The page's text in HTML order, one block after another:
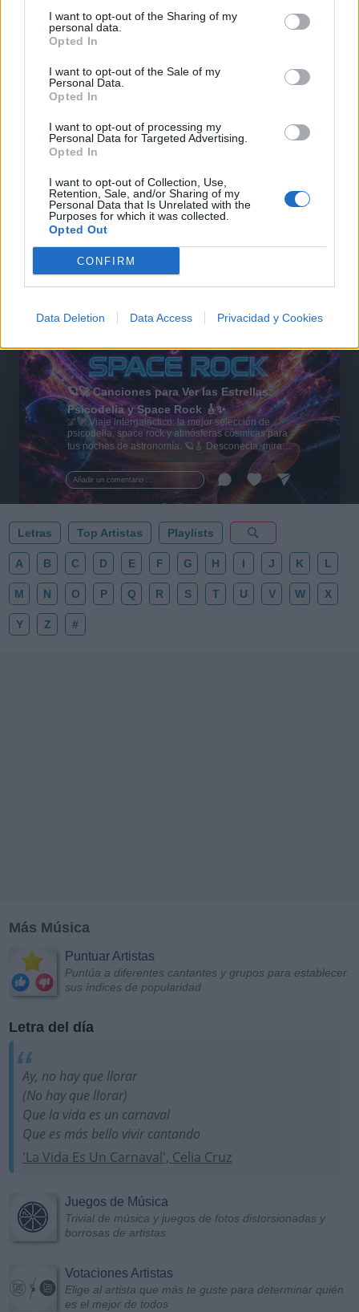
I want to opt-out of the Sharing of my
personal data.
Opted In
I want to opt-out of the Sale of my
Personal Data.
Opted In
I want to opt-out of processing my
Personal Data for Targeted Advertising.
Opted In
I want to opt-out of Collection, Use,
Retention, Sale, and/or Sharing of my
Personal Data that Is Unrelated with the
Purposes for which it was collected.
Opted Out
CONFIRM
Data Deletion Data Access Privacidad y Cookies
Añadir un comentario ...
🪐🚀 Canciones para Ver las Estrellas:
Psicodelia y Space Rock 🎸✨
🌌🚀 Viaje intergaláctico: la mejor selección de
psicodelia, space rock y atmósferas cósmicas para
tus noches de astronomía. 🪐🎸 Desconecta, mira
al firmamento y siente la gravedad cero. 💾 ¡Guarda
esta colección para tu próxima noche estrellada!
✨⭐
Letras Top Artistas Playlists
A B C D E F G H I J K L
M N O P Q R S T U V W X
Y Z #
Más Música
Puntuar Artistas
Puntúa a diferentes cantantes y grupos para establecer
sus índices de popularidad
Letra del día
Ay, no hay que llorar
(No hay que llorar)
Que la vida es un carnaval
Que es más bello vivir cantando
'La Vida Es Un Carnaval', Celia Cruz
Juegos de Música
Trivial de música y juegos de fotos distorsionadas y
borrosas de artistas
Votaciones Artistas
Elige al artista que más te guste para determinar quién
es el mejor de todos